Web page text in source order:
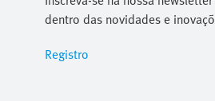
dentro das novidades e
Registro